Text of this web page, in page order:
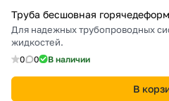
Труба бесшовная
Для надежных трубопроводных
жидкостей.
0 0 В наличии
В